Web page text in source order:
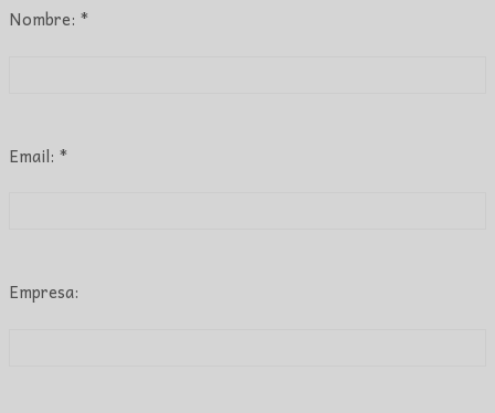
Nombre: *
Email: *
Empresa: